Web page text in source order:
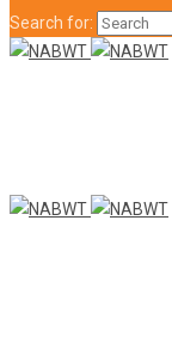
Search for: